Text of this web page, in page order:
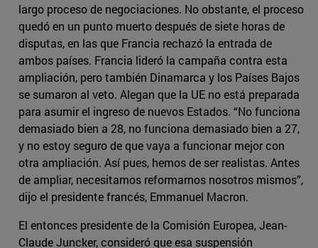
largo proceso de negociaciones. No obstante, el proceso
quedó en un punto muerto después de siete horas de
disputas, en las que Francia rechazó la entrada de
ambos países. Francia lideró la campaña contra esta
ampliación, pero también Dinamarca y los Países Bajos
se sumaron al veto. Alegan que la UE no está preparada
para asumir el ingreso de nuevos Estados. “No funciona
demasiado bien a 28, no funciona demasiado bien a 27,
y no estoy seguro de que vaya a funcionar mejor con
otra ampliación. Así pues, hemos de ser realistas. Antes
de ampliar, necesitamos reformarnos nosotros mismos”,
dijo el presidente francés, Emmanuel Macron.
El entonces presidente de la Comisión Europea, Jean-
Claude Juncker, consideró que esa suspensión